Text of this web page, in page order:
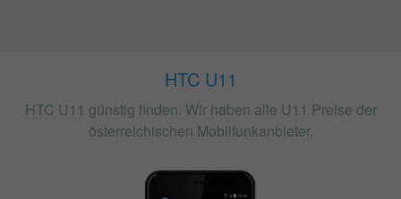
HTC U11
HTC U11 günstig finden. Wir haben alle U11 Preise der
österreichischen Mobilfunkanbieter.